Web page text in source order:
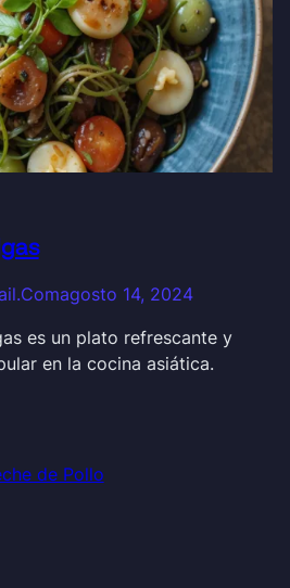
agosto 14, 2024
es un plato refrescante y
en la cocina asiática.